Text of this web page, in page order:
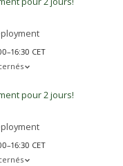
CET
pour 2 jours!
CET